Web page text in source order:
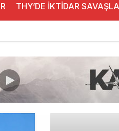
THY’DE İKTİDAR
Çalışıyor!